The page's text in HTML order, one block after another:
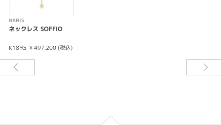
NANIS
ネックレス SOFFIO
K18YG ¥ 497,200 (税込)